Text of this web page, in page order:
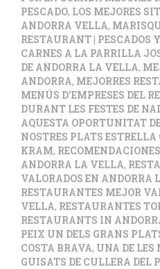
PESCADO, LOS MEJORES
ANDORRA VELLA,
RESTAURANT | PESCADOS
CARNES A LA PARRILLA
DE ANDORRA LA VELLA,
ANDORRA, MEJORRES
MENÚS D'EMPRESES DEL
DURANT LES FESTES DE
AQUESTA OPORTUNITAT
NOSTRES PLATS
KRAM,
ANDORRA LA VELLA,
VALORADOS EN ANDORRA
RESTAURANTES MEJOR
VELLA, RESTAURANTES
RESTAURANTS IN
PEIX UN DELS GRANS
COSTA BRAVA, UNA DE LES
GUISATS DE CULLERA DEL